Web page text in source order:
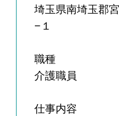
埼玉県南埼玉郡
−１
職種
介護職員
仕事内容